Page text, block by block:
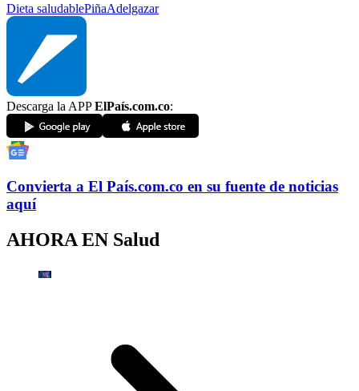
Dieta saludablePiñaAdelgazar
Descarga la APPElPaís.com.co:
Convierta a El País.com.co en su fuente de noticias
aquí
AHORA EN Salud